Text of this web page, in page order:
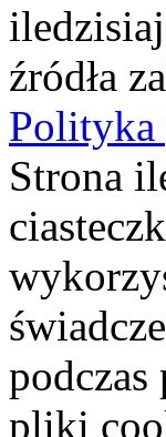
źródła
Polityka
Strona
podczas
pliki